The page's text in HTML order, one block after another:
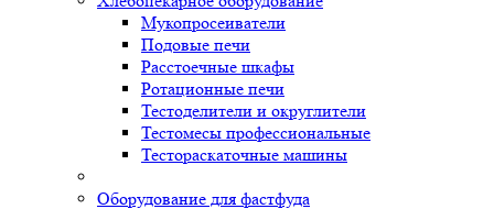
Мукопросеиватели
Подовые печи
Расстоечные шкафы
Ротационные печи
Тестоделители и округлители
Тестомесы профессиональные
Тестораскаточные машины
Оборудование для фастфуда